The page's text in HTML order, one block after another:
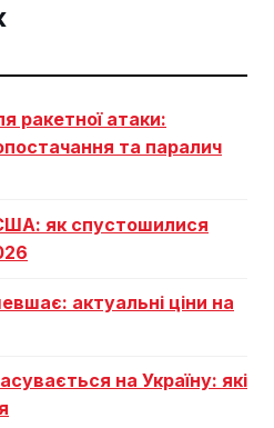
ракетної атаки:
та паралич
як спустошилися
актуальні ціни на
на Україну: які